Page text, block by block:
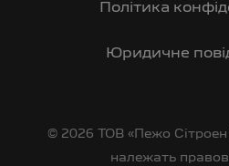
Політика
Юридичне
© 2026 ТОВ «Пежо Сітроен
належать